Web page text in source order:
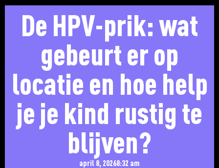
De HPV-prik: wat
gebeurt er op
locatie en hoe help
je je kind rustig te
blijven?
april 8, 20268:32 am